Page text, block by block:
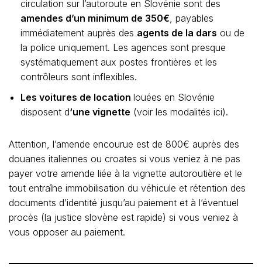
circulation sur l’autoroute en Slovénie sont des
amendes d’un minimum de 350€, payables
immédiatement auprès des agents de la dars ou de
la police uniquement. Les agences sont presque
systématiquement aux postes frontières et les
contrôleurs sont inflexibles.
Les voitures de location louées en Slovénie
disposent d‘une vignette (voir les modalités ici).
Attention, l’amende encourue est de 800€ auprès des
douanes italiennes ou croates si vous veniez à ne pas
payer votre amende liée à la vignette autoroutière et le
tout entraîne immobilisation du véhicule et rétention des
documents d’identité jusqu’au paiement et à l’éventuel
procès (la justice slovène est rapide) si vous veniez à
vous opposer au paiement.